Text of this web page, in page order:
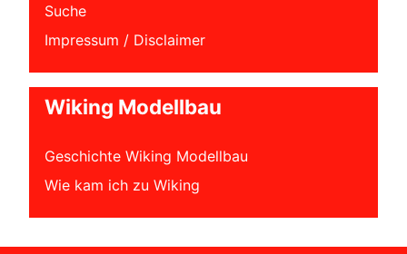
Suche
Impressum / Disclaimer
Wiking Modellbau
Geschichte Wiking Modellbau
Wie kam ich zu Wiking